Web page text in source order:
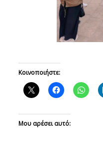
Κοινοποιήστε:
Μου αρέσει αυτό: